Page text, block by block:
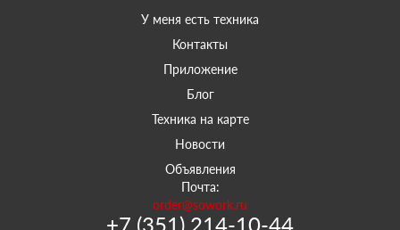
У меня есть техника
Контакты
Приложение
Блог
Техника на карте
Новости
Объявления
Почта:
order@sowork.ru
+7 (351) 214-10-44